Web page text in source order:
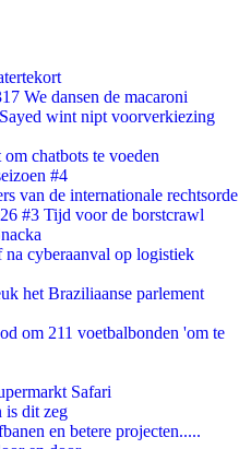
We dansen de macaroni
wint nipt voorverkiezing
chatbots te voeden
#4
van de internationale rechtsorde
#3 Tijd voor de borstcrawl
cyberaanval op logistiek
het Braziliaanse parlement
om 211 voetbalbonden 'om te
Safari
is dit zeg
en betere projecten.....